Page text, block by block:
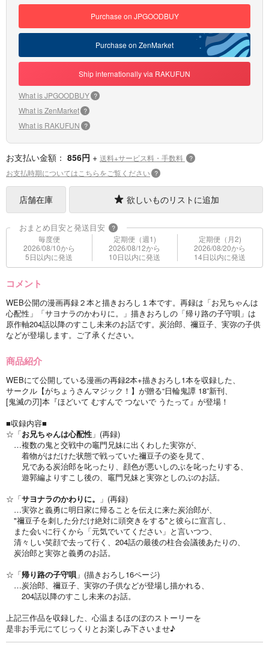
Purchase on JPGOODBUY
Purchase on ZenMarket
Ship internationally via RAKUFUN
What is JPGOODBUY ?
What is ZenMarket ?
What is RAKUFUN ?
お支払い金額： 856円 + 送料+サービス料・手数料 ?
お支払時期についてはこちらをご覧ください ?
店舗在庫 欲しいものリストに追加
おまとめ目安と発送目安 ?
毎度便
2026/08/10から
5日以内に発送
定期便（週1)
2026/08/12から
10日以内に発送
定期便（月2)
2026/08/20から
14日以内に発送
コメント
WEB公開の漫画再録２本と描きおろし１本です。再録は「お兄ちゃんは
心配性」「サヨナラのかわりに。」描きおろしの「帰り路の子守唄」は
原作軸204話以降のすこし未来のお話です。炭治郎、禰豆子、実弥の子供
などが登場します。ご了承ください。
商品紹介
WEBにて公開している漫画の再録2本+描きおろし1本を収録した、
サークル【がちょうさんマジック！】が贈る“日輪鬼譚 18”新刊、
[鬼滅の刃]本『ほどいて むすんで つないで うたって』が登場！
■収録内容■
☆「お兄ちゃんは心配性 」(再録)
…複数の鬼と交戦中の竈門兄妹に出くわした実弥が、
着物がはだけた状態で戦っていた禰豆子の姿を見て、
兄である炭治郎を叱ったり、顔色が悪いしのぶを叱ったりする、
遊郭編よりすこし後の、竈門兄妹と実弥としのぶのお話。
☆「サヨナラのかわりに。
」(再録)
…実弥と義勇に明日家に帰ることを伝えに来た炭治郎が、
"禰豆子を刺した分だけ絶対に頭突きをする"と彼らに宣言し、
また会いに行くから「元気でいてください」と言いつつ、
清々しい笑顔で去って行く、204話の最後の柱合会議後あたりの、
炭治郎と実弥と義勇のお話。
☆「帰り路の子守唄 」(描きおろし16ページ)
…炭治郎、禰豆子、実弥の子供などが登場し描かれる、
204話以降のすこし未来のお話。
上記三作品を収録した、心温まるほのぼのストーリーを
是非お手元にてじっくりとお楽しみ下さいませ♪